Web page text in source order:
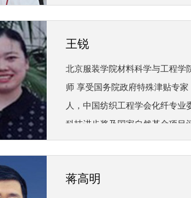
2005年教育部新世纪人才，
王锐
北京服装学院材料科学与工程学
师 享受国务院政府特殊津贴专
人，中国纺织工程学会化纤专业
科技进步奖及国家自然基金项目
学技术进步二等奖1项，中国纺
蒋高明